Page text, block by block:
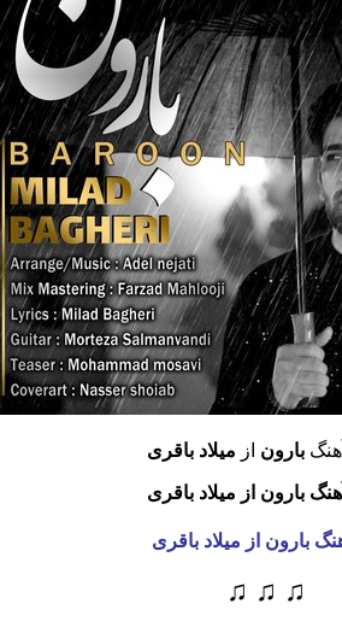
بارونازمیلاد باقری
بارون از میلاد باقری
باروناز میلاد باقری
♫ ♫ ♫